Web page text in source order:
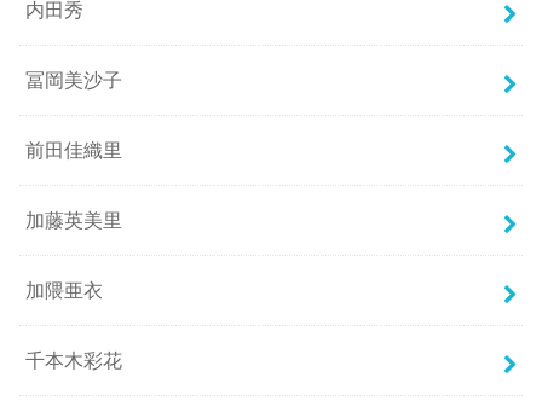
内田秀
冨岡美沙子
前田佳織里
加藤英美里
加隈亜衣
千本木彩花